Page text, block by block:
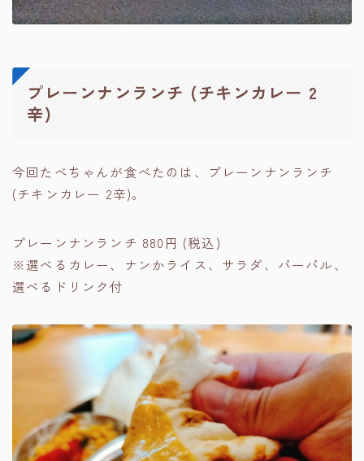
プレーンナンランチ (チキンカレー 2
辛)
今回たべちゃんが食べたのは、プレーンナンランチ
(チキンカレー 2辛)。
プレーンナンランチ 880円 (税込)
※選べるカレー、ナンかライス、サラダ、パーパル、
選べるドリンク付